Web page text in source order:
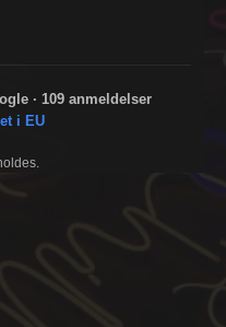
· 109 anmeldelser
i EU